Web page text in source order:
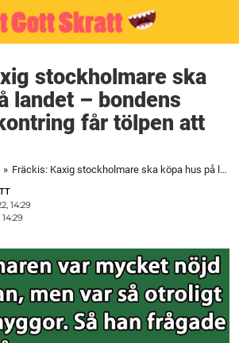
stockholmare ska
landet – bondens
får tölpen att
» Fräckis: Kaxig stockholmare ska köpa hus på landet – bondens stenhårda kontring får tölpen att storgråta
14:29